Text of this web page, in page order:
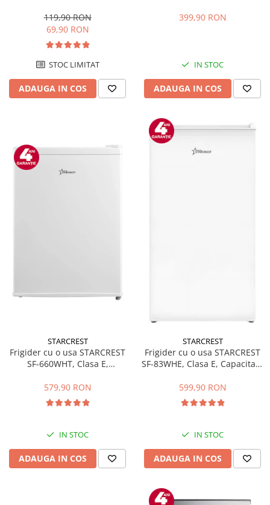
invelis ceramic antiaderent,
30 cm, Inox / Negru
119,90 RON
69,90 RON
STOC LIMITAT
ADAUGA IN COS
Accesorii, 10 Viteze + Pulse,
399,90 RON
IN STOC
ADAUGA IN COS
STARCREST
Frigider cu o usa STARCREST
SF-660WHT, Clasa E,
579,90 RON
IN STOC
ADAUGA IN COS
STARCREST
Frigider cu o usa STARCREST
SF-83WHE, Clasa E, Capacitate
Compartiment gheata, H 85
cm, Alb
599,90 RON
IN STOC
ADAUGA IN COS